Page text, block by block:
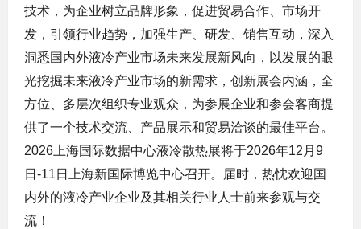
技术，为企业树立品牌形象，促进贸易合作、市场开
发，引领行业趋势，加强生产、研发、销售互动，深入
洞悉国内外液冷产业市场未来发展新风向，以发展的眼
光挖掘未来液冷产业市场的新需求，创新展会内涵，全
方位、多层次组织专业观众，为参展企业和参会客商提
供了一个技术交流、产品展示和贸易洽谈的最佳平台。
2026上海国际数据中心液冷散热展将于2026年12月9
日-11日上海新国际博览中心召开。届时，热忱欢迎国
内外的液冷产业企业及其相关行业人士前来参观与交
流！